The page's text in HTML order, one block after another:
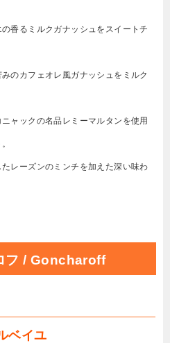
香るミルクガナッシュをスイートチ
のカフェオレ風ガナッシュをミルク
ャックの名品レミーマルタンを使用
レーズンのミンチを加えた深い味わ
フ / Goncharoff
ベイユ